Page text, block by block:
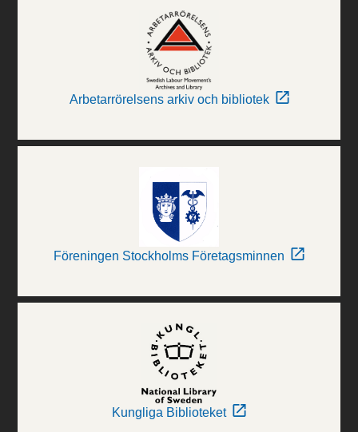
Arbetarrörelsens arkiv och bibliotek
Föreningen Stockholms Företagsminnen
Kungliga Biblioteket